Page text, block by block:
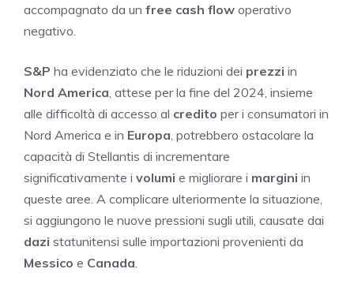
accompagnato da un free cash flow operativo
negativo.
S&P ha evidenziato che le riduzioni dei prezzi in
Nord America , attese per la fine del 2024, insieme
alle difficoltà di accesso al credito per i consumatori in
Nord America e in Europa , potrebbero ostacolare la
capacità di Stellantis di incrementare
significativamente i volumi e migliorare i margini in
queste aree. A complicare ulteriormente la situazione,
si aggiungono le nuove pressioni sugli utili, causate dai
dazi statunitensi sulle importazioni provenienti da
Messico e Canada